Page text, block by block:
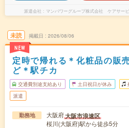
派遣会社 マンパワーグループ株式会社 ケアサー
未読
NEW
掲載日 2026/08/06
定時で帰れる＊化粧品の販
ど＊駅チカ
交通費別途支給あり 土日祝日が休み
派遣
勤務地 大阪府大阪市浪速区
桜川(大阪府)駅から徒歩5分